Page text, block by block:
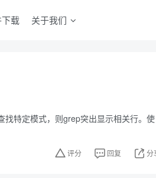
载 关于我们
特定模式，则grep突出显示相关行。使
评分 回复 分